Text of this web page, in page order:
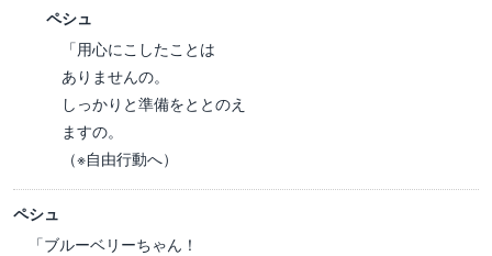
ペシュ
「用心にこしたことは
ありませんの。
しっかりと準備をととのえ
ますの。
（※自由行動へ）
ペシュ
「ブルーベリーちゃん！